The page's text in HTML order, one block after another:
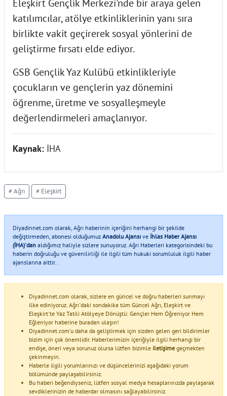
Eleşkirt Gençlik Merkezi'nde bir araya gelen
katılımcılar, atölye etkinliklerinin yanı sıra
birlikte vakit geçirerek sosyal yönlerini de
geliştirme fırsatı elde ediyor.
GSB Gençlik Yaz Kulübü etkinlikleriyle
çocukların ve gençlerin yaz dönemini
öğrenme, üretme ve sosyalleşmeyle
değerlendirmeleri amaçlanıyor.
Kaynak: İHA
# Ağrı # Eleşkirt
Diyadinnet.com olarak, Ağrı haberinin içeriğini herhangi bir şekilde
değiştirmeden, abonesi olduğumuz Anadolu Ajansı ve İhlas Haber Ajansı
(İHA)'dan aldığımız haliyle sizlere sunuyoruz. Ağrı Haberleri kategorisindeki bu
haberin doğruluğu ve güvenilirliği ile ilgili tüm hukuki sorumluluk ilgili haber
ajanslarına aittir..
Diyadinnet.com olarak, sizlere en güncel ve doğru haberleri sunmayı
ilke ediniyoruz. Ağrı'daki sondakika tüm Güncel Ağrı, Eleşkirt ve
Eleşkirt'te Yaz Tatili Atölyeye Dönüştü: Gençler Hem Öğreniyor Hem
Eğleniyor haberine buradan ulaşın!
Diyadinnet.com'u daha da geliştirmek için sizden gelen geri bildirimler
bizim için çok önemlidir. Haberlerimizin içeriğiyle ilgili herhangi bir
endişe, öneri veya sorunuz olursa lütfen bizimle iletişime geçmekten
çekinmeyin.
Haberle ilgili yorumlarınızı ve düşüncelerinizi aşağıdaki yorum
bölümünde paylaşabilirsiniz.
Bu haberi beğendiyseniz, lütfen sosyal medya hesaplarınızda paylaşarak
sevdiklerinizin de haberdar olmasını sağlayabilirsiniz.